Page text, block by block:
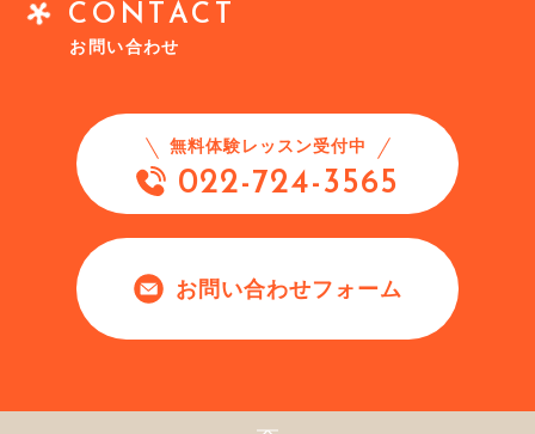
CONTACT
お問い合わせ
無料体験レッスン受付中
022-724-3565
お問い合わせフォーム